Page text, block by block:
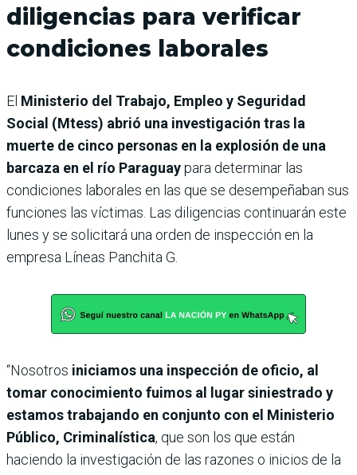
diligencias para verificar
condiciones laborales
El Ministerio del Trabajo, Empleo y Seguridad
Social (Mtess) abrió una investigación tras la
muerte de cinco personas en la explosión de una
barcaza en el río Paraguaypara determinar las
condiciones laborales en las que se desempeñaban sus
funciones las víctimas. Las diligencias continuarán este
lunes y se solicitará una orden de inspección en la
empresa Líneas Panchita G.
“Nosotros iniciamos una inspección de oficio, al
tomar conocimiento fuimos al lugar siniestrado y
estamos trabajando en conjunto con el Ministerio
Público, Criminalística, que son los que están
haciendo la investigación de las razones o inicios de la